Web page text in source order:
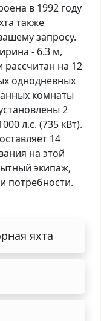
в 1992 году
также
запросу.
- 6.3 м,
рассчитан на 12
однодневных
комнаты
2
л.с. (735 кВт).
14
на этой
экипаж,
потребности.
яхта